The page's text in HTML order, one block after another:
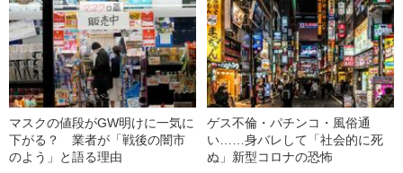
マスクの値段がGW明けに一気に
下がる？ 業者が「戦後の闇市
のよう」と語る理由
ゲス不倫・パチンコ・風俗通
い……身バレして「社会的に死
ぬ」新型コロナの恐怖